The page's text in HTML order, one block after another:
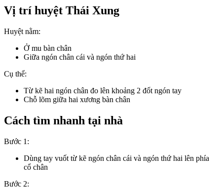
Vị trí huyệt Thái Xung
Huyệt nằm:
Ở mu bàn chân
Giữa ngón chân cái và ngón thứ hai
Cụ thể:
Từ kẽ hai ngón chân đo lên khoảng 2 đốt ngón tay
Chỗ lõm giữa hai xương bàn chân
Cách tìm nhanh tại nhà
Bước 1:
Dùng tay vuốt từ kẽ ngón chân cái và ngón thứ hai lên phía
cổ chân
Bước 2: